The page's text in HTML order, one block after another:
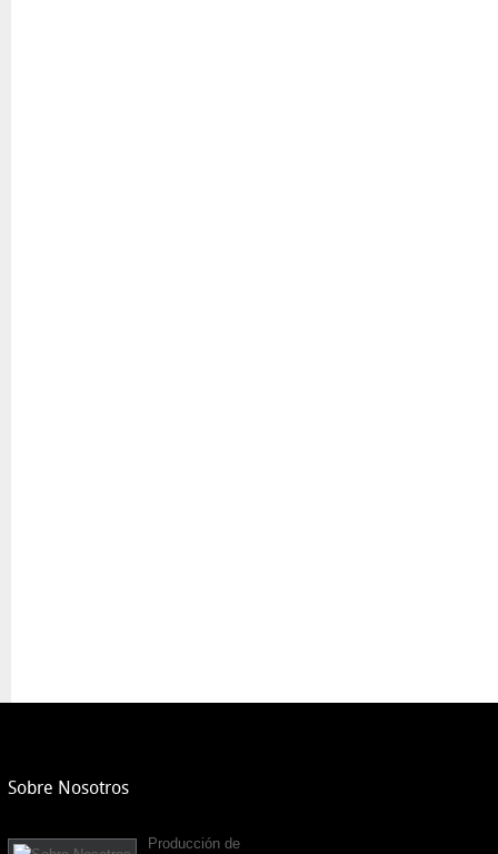
Sobre Nosotros
Producción de